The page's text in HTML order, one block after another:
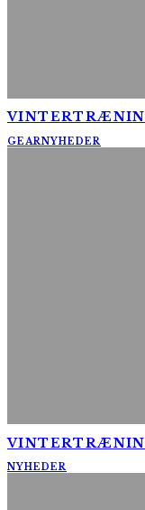
GEARNYHEDER
NYHEDER